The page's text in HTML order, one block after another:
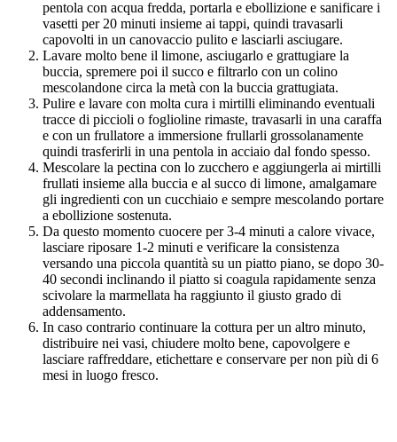
pentola con acqua fredda, portarla e ebollizione e sanificare i
vasetti per 20 minuti insieme ai tappi, quindi travasarli
capovolti in un canovaccio pulito e lasciarli asciugare.
Lavare molto bene il limone, asciugarlo e grattugiare la
buccia, spremere poi il succo e filtrarlo con un colino
mescolandone circa la metà con la buccia grattugiata.
Pulire e lavare con molta cura i mirtilli eliminando eventuali
tracce di piccioli o foglioline rimaste, travasarli in una caraffa
e con un frullatore a immersione frullarli grossolanamente
quindi trasferirli in una pentola in acciaio dal fondo spesso.
Mescolare la pectina con lo zucchero e aggiungerla ai mirtilli
frullati insieme alla buccia e al succo di limone, amalgamare
gli ingredienti con un cucchiaio e sempre mescolando portare
a ebollizione sostenuta.
Da questo momento cuocere per 3-4 minuti a calore vivace,
lasciare riposare 1-2 minuti e verificare la consistenza
versando una piccola quantità su un piatto piano, se dopo 30-
40 secondi inclinando il piatto si coagula rapidamente senza
scivolare la marmellata ha raggiunto il giusto grado di
addensamento.
In caso contrario continuare la cottura per un altro minuto,
distribuire nei vasi, chiudere molto bene, capovolgere e
lasciare raffreddare, etichettare e conservare per non più di 6
mesi in luogo fresco.